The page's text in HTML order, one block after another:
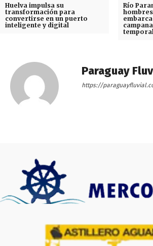
Huelva impulsa su
transformación para
convertirse en un puerto
inteligente y digital
Río
Paraguay
https://